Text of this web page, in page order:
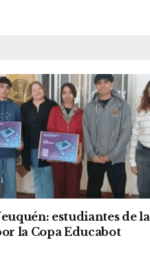
estudiantes de la
la Copa Educabot